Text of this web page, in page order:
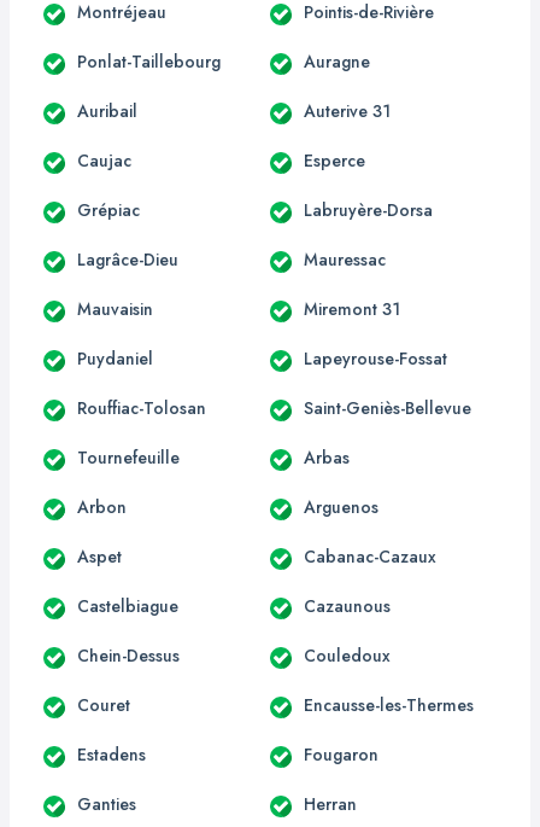
Montréjeau Pointis-de-Rivière
Ponlat-Taillebourg Auragne
Auribail Auterive 31
Caujac Esperce
Grépiac Labruyère-Dorsa
Lagrâce-Dieu Mauressac
Mauvaisin Miremont 31
Puydaniel Lapeyrouse-Fossat
Rouffiac-Tolosan Saint-Geniès-Bellevue
Tournefeuille Arbas
Arbon Arguenos
Aspet Cabanac-Cazaux
Castelbiague Cazaunous
Chein-Dessus Couledoux
Couret Encausse-les-Thermes
Estadens Fougaron
Ganties Herran